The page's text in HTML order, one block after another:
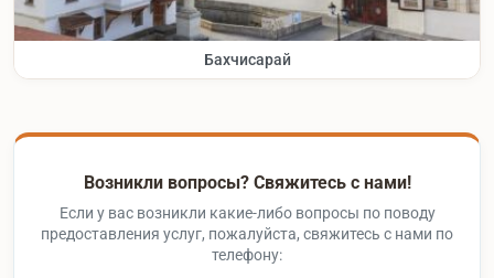
Бахчисарай
Возникли вопросы? Свяжитесь с нами!
Если у вас возникли какие-либо вопросы по поводу
предоставления услуг, пожалуйста, свяжитесь с нами по
телефону: